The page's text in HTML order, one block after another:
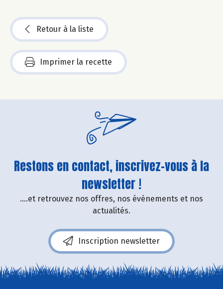
Retour à la liste
Imprimer la recette
Restons en contact, inscrivez-vous à la
newsletter !
....et retrouvez nos offres, nos événements et nos
actualités.
Inscription newsletter